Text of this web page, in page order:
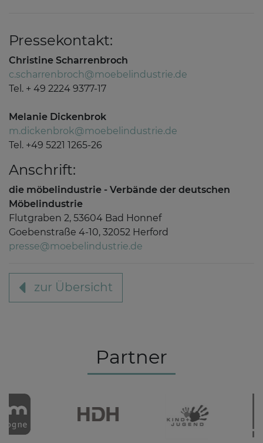
Pressekontakt:
Christine Scharrenbroch
c.scharrenbroch@moebelindustrie.de
Tel. + 49 2224 9377-17
Melanie Dickenbrok
m.dickenbrok@moebelindustrie.de
Tel. +49 5221 1265-26
Anschrift:
die möbelindustrie - Verbände der deutschen
Möbelindustrie
Flutgraben 2, 53604 Bad Honnef
Goebenstraße 4-10, 32052 Herford
presse@moebelindustrie.de
zur Übersicht
Partner